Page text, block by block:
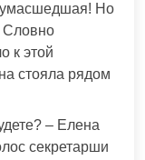
Но
Словно
к этой
стояла рядом
– Елена
секретарши